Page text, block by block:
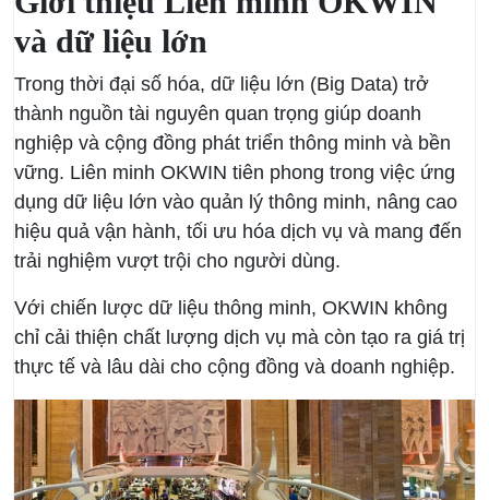
và dữ liệu lớn
Trong thời đại số hóa, dữ liệu lớn (Big Data) trở
thành nguồn tài nguyên quan trọng giúp doanh
nghiệp và cộng đồng phát triển thông minh và bền
vững. Liên minh OKWIN tiên phong trong việc ứng
dụng dữ liệu lớn vào quản lý thông minh, nâng cao
hiệu quả vận hành, tối ưu hóa dịch vụ và mang đến
trải nghiệm vượt trội cho người dùng.
Với chiến lược dữ liệu thông minh, OKWIN không
chỉ cải thiện chất lượng dịch vụ mà còn tạo ra giá trị
thực tế và lâu dài cho cộng đồng và doanh nghiệp.